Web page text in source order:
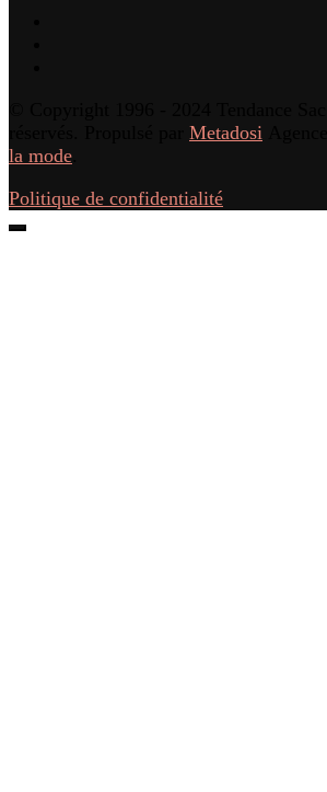
Metadosi
la mode
Politique de confidentialité